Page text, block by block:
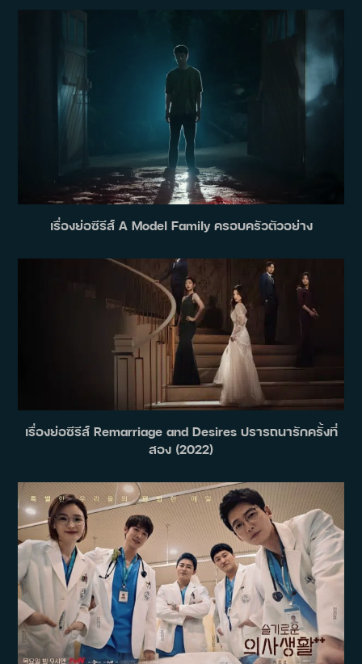
เรื่องย่อซีรีส์ A Model Family ครอบครัวตัวอย่าง
เรื่องย่อซีรีส์ Remarriage and Desires ปรารถนารักครั้งที่
สอง (2022)